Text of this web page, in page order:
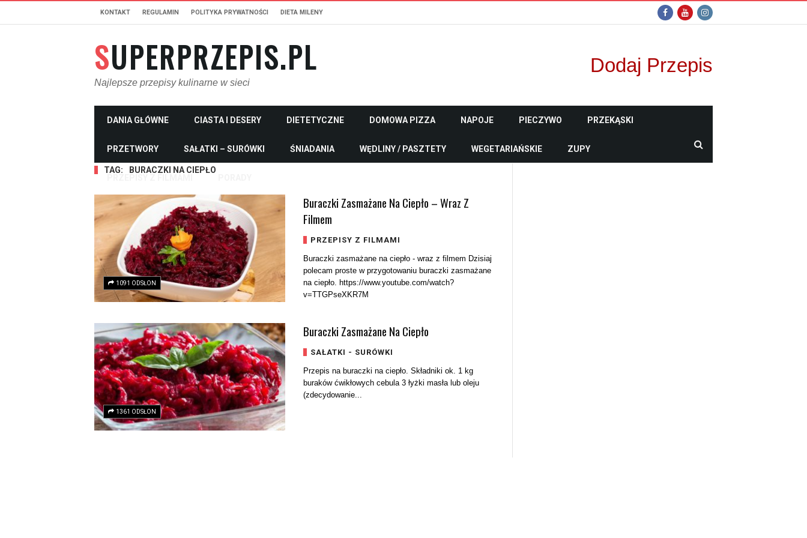
KONTAKT REGULAMIN POLITYKA PRYWATNOŚCI DIETA MILENY
SUPERPRZEPIS.PL
Najlepsze przepisy kulinarne w sieci
Dodaj Przepis
DANIA GŁÓWNE CIASTA I DESERY DIETETYCZNE DOMOWA PIZZA NAPOJE PIECZYWO PRZEKĄSKI
PRZETWORY SAŁATKI – SURÓWKI ŚNIADANIA WĘDLINY / PASZTETY WEGETARIAŃSKIE ZUPY
TAG: BURACZKI NA CIEPŁO
1091 ODSŁON
Buraczki Zasmażane Na Ciepło – Wraz Z
Filmem
PRZEPISY Z FILMAMI
Buraczki zasmażane na ciepło - wraz z filmem Dzisiaj
polecam proste w przygotowaniu buraczki zasmażane
na ciepło. https://www.youtube.com/watch?
v=TTGPseXKR7M
1361 ODSŁON
Buraczki Zasmażane Na Ciepło
SAŁATKI - SURÓWKI
Przepis na buraczki na ciepło. Składniki ok. 1 kg
buraków ćwikłowych cebula 3 łyżki masła lub oleju
(zdecydowanie...